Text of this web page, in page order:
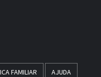
FAMILIAR AJUDA